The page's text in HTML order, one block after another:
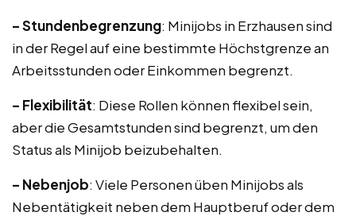
– Stundenbegrenzung: Minijobs in Erzhausen sind
in der Regel auf eine bestimmte Höchstgrenze an
Arbeitsstunden oder Einkommen begrenzt.
– Flexibilität: Diese Rollen können flexibel sein,
aber die Gesamtstunden sind begrenzt, um den
Status als Minijob beizubehalten.
– Nebenjob: Viele Personen üben Minijobs als
Nebentätigkeit neben dem Hauptberuf oder dem